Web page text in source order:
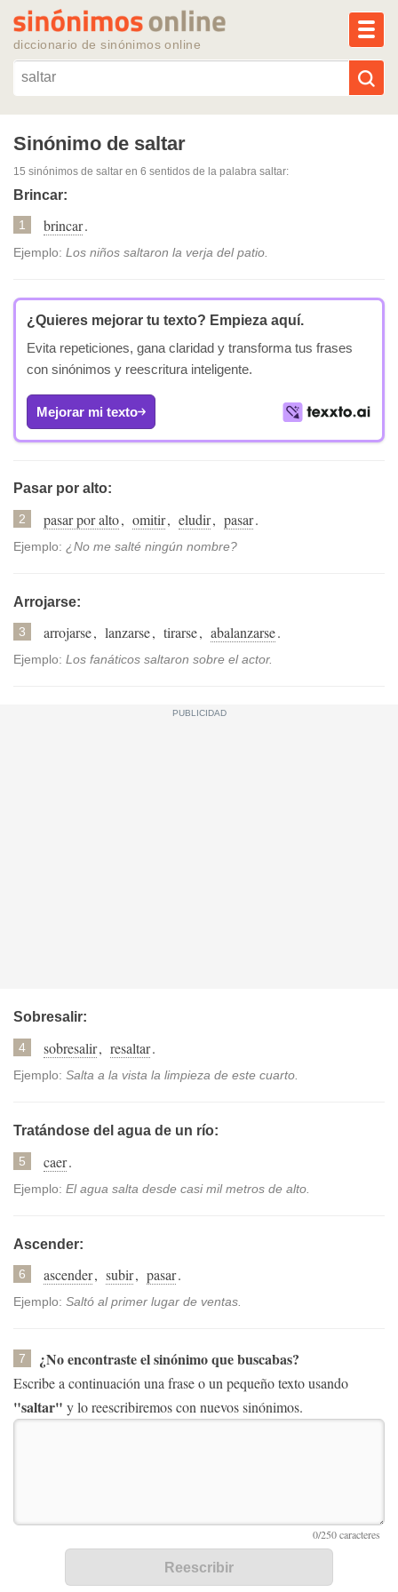
diccionario de sinónimos online
Reescribir texto con IA
Sinónimos populares
Sinónimo de saltar
15 sinónimos de saltar en 6 sentidos de la palabra saltar:
Brincar:
1 brincar.
Ejemplo: Los niños saltaron la verja del patio.
¿Quieres mejorar tu texto? Empieza aquí.
Evita repeticiones, gana claridad y transforma tus frases
con sinónimos y reescritura inteligente.
Mejorar mi texto
Pasar por alto:
2 pasar por alto, omitir, eludir, pasar.
Ejemplo: ¿No me salté ningún nombre?
Arrojarse:
3 arrojarse, lanzarse, tirarse, abalanzarse.
Ejemplo: Los fanáticos saltaron sobre el actor.
Sobresalir:
4 sobresalir, resaltar.
Ejemplo: Salta a la vista la limpieza de este cuarto.
Tratándose del agua de un río:
5 caer.
Ejemplo: El agua salta desde casi mil metros de alto.
Ascender:
6 ascender, subir, pasar.
Ejemplo: Saltó al primer lugar de ventas.
7 ¿No encontraste el sinónimo que buscabas?
Escribe a continuación una frase o un pequeño texto usando
"saltar" y lo reescribiremos con nuevos sinónimos.